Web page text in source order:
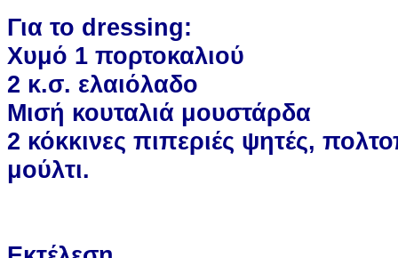
Για το dressing:
Χυμό 1 πορτοκαλιού
2 κ.σ. ελαιόλαδο
Μισή κουταλιά μουστάρδα
2 κόκκινες πιπεριές ψητές,
μούλτι.